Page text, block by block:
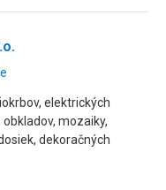
elektrických
mozaiky,
dekoračných